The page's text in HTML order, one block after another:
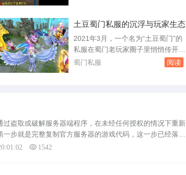
务器架设在上海，用的是双线机房，
南方玩家延迟在20毫秒左右，北方
玩家也能稳定在50毫秒以内。对于
一款十几年前的端游来说，这个网络
土豆蜀门私服的沉浮与玩家生态
2021年3月，一个名为“土豆蜀门”的
私服在蜀门老玩家圈子里悄悄传开。
开服当天，服务器同时在线人数峰值
了官方版本里最氪金的“天降神兵”系
统，...
蜀门私服 阅读
盗取或破解服务器端程序，在未经任何授权的情况下重新
步就是完整复制官方服务器的游戏代码，这一步已经落进
服运营者必须修改登录接口、验证逻辑、玩家等级上限以
1542